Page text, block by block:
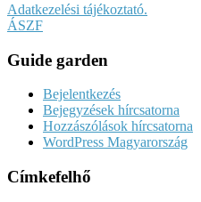
Adatkezelési tájékoztató.
ÁSZF
Guide garden
Bejelentkezés
Bejegyzések hírcsatorna
Hozzászólások hírcsatorna
WordPress Magyarország
Címkefelhő